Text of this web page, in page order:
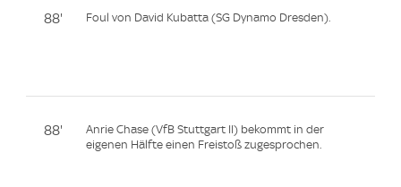
88' Foul von David Kubatta (SG Dynamo Dresden).
88'
Anrie Chase (VfB Stuttgart II) bekommt in der
eigenen Hälfte einen Freistoß zugesprochen.